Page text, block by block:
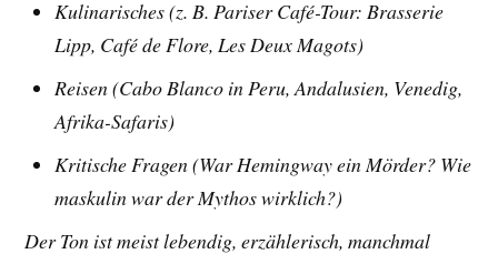
Kulinarisches (z. B. Pariser Café-Tour: Brasserie
Lipp, Café de Flore, Les Deux Magots)
Reisen (Cabo Blanco in Peru, Andalusien, Venedig,
Afrika-Safaris)
Kritische Fragen (War Hemingway ein Mörder? Wie
maskulin war der Mythos wirklich?)
Der Ton ist meist lebendig, erzählerisch, manchmal